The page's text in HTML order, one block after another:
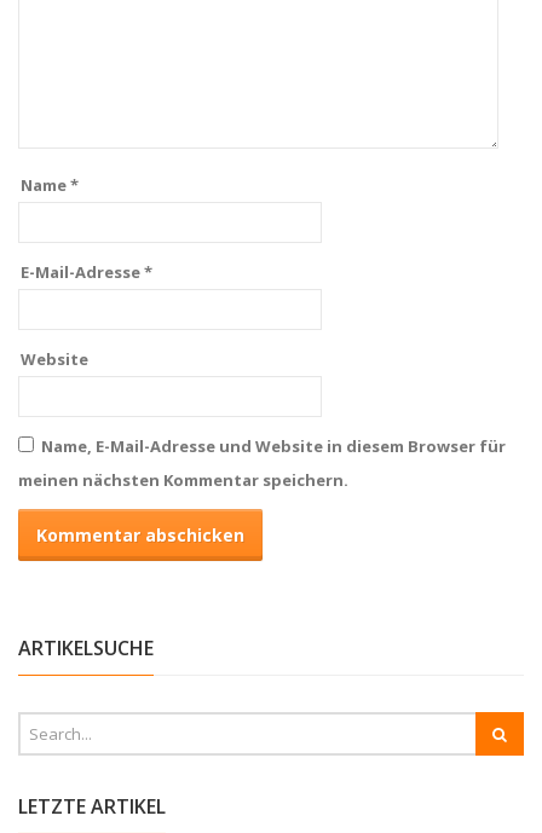
Name*
E-Mail-Adresse*
Website
Name, E-Mail-Adresse und Website in diesem Browser für
meinen nächsten Kommentar speichern.
ARTIKELSUCHE
LETZTE ARTIKEL